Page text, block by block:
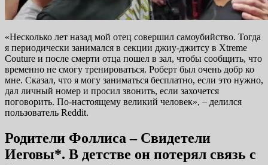
«Несколько лет назад мой отец совершил самоубийство. Тогда
я периодически занимался в секции джиу-джитсу в Xtreme
Couture и после смерти отца пошел в зал, чтобы сообщить, что
временно не смогу тренироваться. Роберт был очень добр ко
мне. Сказал, что я могу заниматься бесплатно, если это нужно,
дал личный номер и просил звонить, если захочется
поговорить. По-настоящему великий человек», – делился
пользователь Reddit.
Родители Фоллиса – Свидетели
Иеговы*. В детстве он потерял связь с